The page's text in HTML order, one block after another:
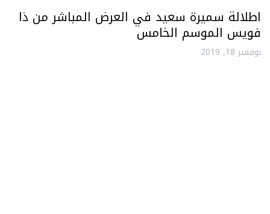
اطلالة سميرة سعيد في العرض المباشر من ذا
فويس الموسم الخامس
نوفمبر 18, 2019